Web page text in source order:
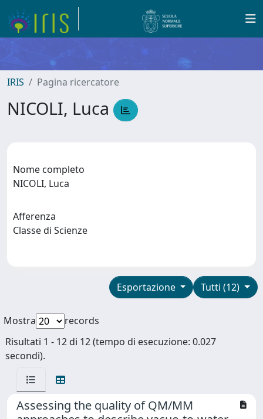
IRIS Pagina ricercatore
NICOLI, Luca
Nome completo
NICOLI, Luca
Afferenza
Classe di Scienze
Tutti (12)
Esportazione
Mostra
records
Risultati 1 - 12 di 12 (tempo di esecuzione: 0.027
secondi).
Assessing the quality of QM/MM